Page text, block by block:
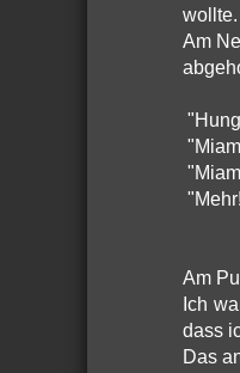
wollte.
Am
Am
Ich
dass
Das